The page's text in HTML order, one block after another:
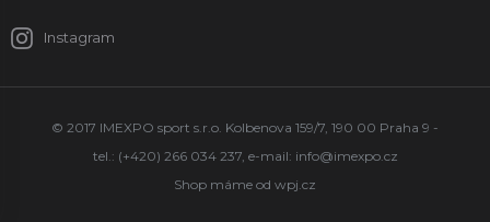
Instagram
© 2017 IMEXPO sport s.r.o. Kolbenova 159/7, 190 00 Praha 9 -
tel.: (+420) 266 034 237, e-mail: info@imexpo.cz
Shop máme od wpj.cz